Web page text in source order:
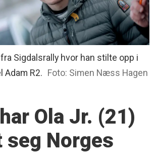
fra Sigdalsrally hvor han stilte opp i
Adam R2. Foto: Simen Næss Hagen
Ola Jr. (21)
Norges